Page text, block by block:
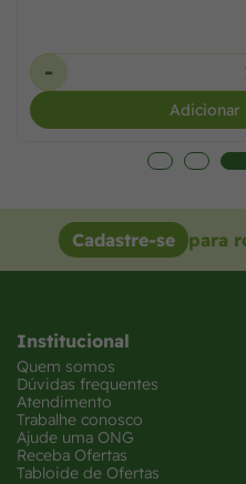
-
Adicionar
Cadastre-se para
Institucional
Quem somos
Dúvidas frequentes
Atendimento
Trabalhe conosco
Ajude uma ONG
Receba Ofertas
Tabloide de Ofertas